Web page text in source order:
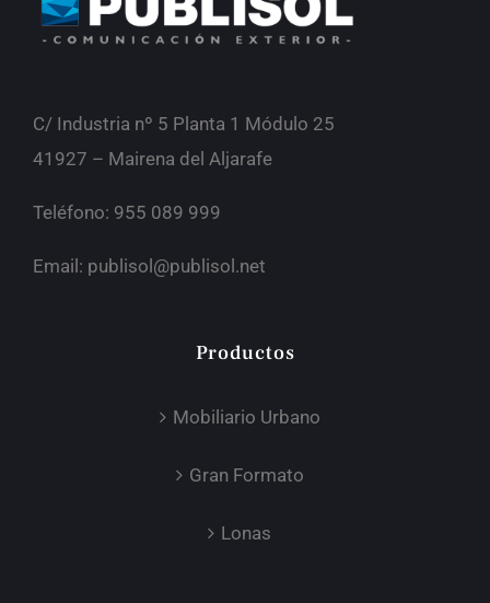
C/ Industria nº 5 Planta 1 Módulo 25
41927 – Mairena del Aljarafe
Teléfono: 955 089 999
Email: publisol@publisol.net
Productos
Mobiliario Urbano
Gran Formato
Lonas